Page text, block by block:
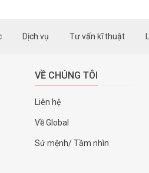
Dịch vụ Tư vấn kĩ thuật
VỀ CHÚNG TÔI
Liên hệ
Về Global
Sứ mệnh/ Tầm nhìn